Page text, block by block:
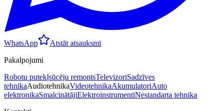
WhatsApp
Atstāt atsauksmi
Pakalpojumi
Robotu putekļsūcēju remontsTelevizoriSadzīves
tehnikaAudiotehnikaVideotehnikaAkumulatoriAuto
elektronikaSmalcinātājiElektroinstrumentiNestandarta tehnika